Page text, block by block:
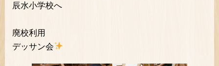
辰水小学校へ
廃校利用
デッサン会